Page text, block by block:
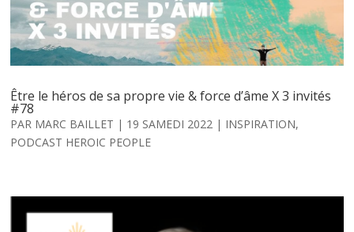
Être le héros de sa propre vie & force d’âme X 3 invités
#78
PAR MARC BAILLET | 19 SAMEDI 2022 | INSPIRATION,
PODCAST HEROIC PEOPLE